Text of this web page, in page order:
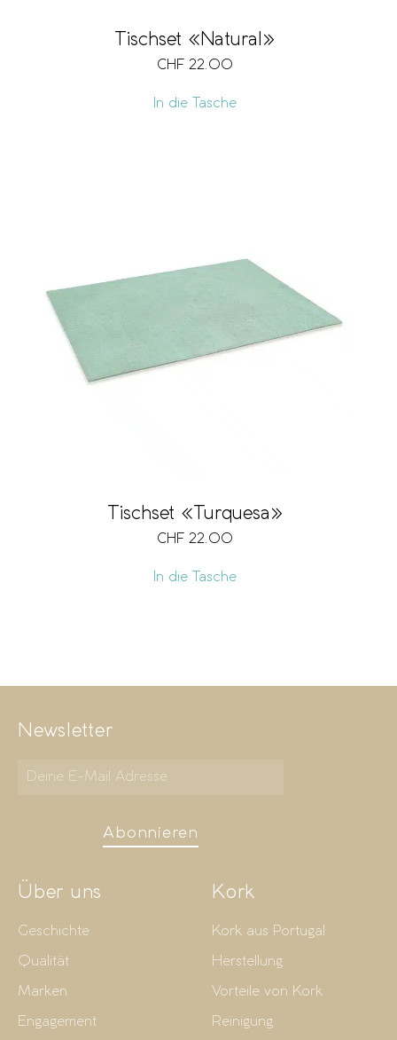
Tischset «Natural»
CHF 22.00
In die Tasche
Tischset «Turquesa»
CHF 22.00
In die Tasche
Newsletter
Abonnieren
Über uns
Geschichte
Qualität
Marken
Engagement
Kork
Kork aus Portugal
Herstellung
Vorteile von Kork
Reinigung